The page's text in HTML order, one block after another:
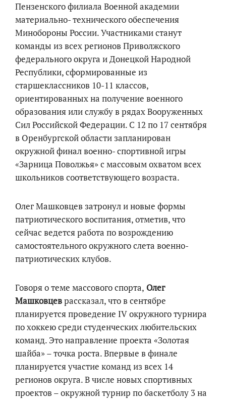
Пензенского филиала Военной академии
материально- технического обеспечения
Минобороны России. Участниками станут
команды из всех регионов Приволжского
федерального округа и Донецкой Народной
Республики, сформированные из
старшеклассников 10-11 классов,
ориентированных на получение военного
образования или службу в рядах Вооруженных
Сил Российской Федерации. С 12 по 17 сентября
в Оренбургской области запланирован
окружной финал военно- спортивной игры
«Зарница Поволжья» с массовым охватом всех
школьников соответствующего возраста.
Олег Машковцев затронул и новые формы
патриотического воспитания, отметив, что
сейчас ведется работа по возрождению
самостоятельного окружного слета военно-
патриотических клубов.
Говоря о теме массового спорта, Олег
Машковцеврассказал, что в сентябре
планируется проведение IV окружного турнира
по хоккею среди студенческих любительских
команд. Это направление проекта «Золотая
шайба» – точка роста. Впервые в финале
планируется участие команд из всех 14
регионов округа. В числе новых спортивных
проектов – окружной турнир по баскетболу 3 на